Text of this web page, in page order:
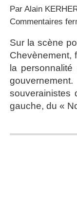
Par Alain
Commentaires
Sur la scène
Chevènement,
la
souverainistes
gauche, du «